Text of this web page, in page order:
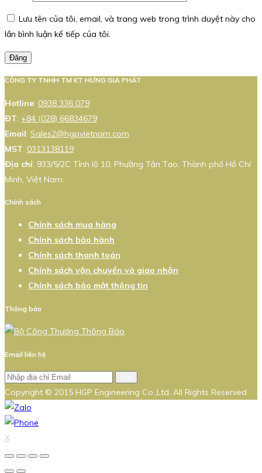
Lưu tên của tôi, email, và trang web trong trình duyệt này cho
lần bình luận kế tiếp của tôi.
Đăng
CÔNG TY TNHH TM KT HƯNG GIA PHÁT
Hotline: 0938 336 079
ĐT: +84 (028) 66834679
Email: Sales2@hgpvietnam.com
MST: 0313138119
Địa chỉ: 933/5/2C Tỉnh lộ 10, Phường Tân Tạo, Thành phố Hồ Chí
Minh, Việt Nam.
Chính sách
Chính sách mua hàng
Chính sách bảo hành
Chính sách thanh toán
Chính sách vận chuyển và giao nhận
Chính sách bảo mật thông tin
Thông báo
Email liên hệ
Copyright © 2015 HGP Engineering Co.,Ltd. All Rights Reserved
X